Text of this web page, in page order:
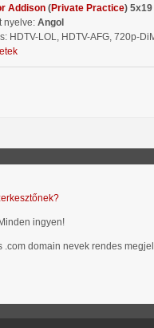
Addison (Private Practice) 5x19
nyelve: Angol
HDTV-LOL, HDTV-AFG, 720p-
ingyen!
domain nevek rendes